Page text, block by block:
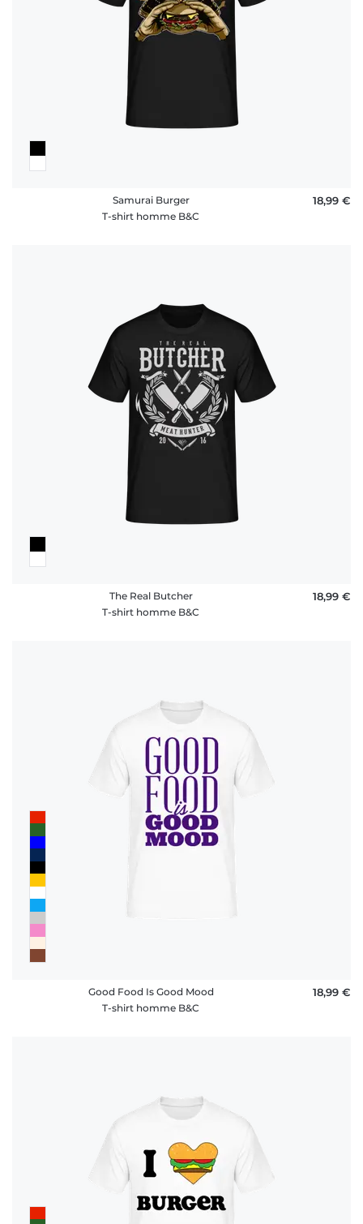
Samurai Burger
T-shirt homme B&C
18,99 €
The Real Butcher
T-shirt homme B&C
18,99 €
Good Food Is Good Mood
T-shirt homme B&C
18,99 €